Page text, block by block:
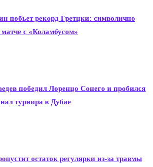
побьет рекорд Гретцки: символично
матче с «Коламбусом»
победил Лоренцо Сонего и пробился
турнира в Дубае
остаток регулярки из-за травмы